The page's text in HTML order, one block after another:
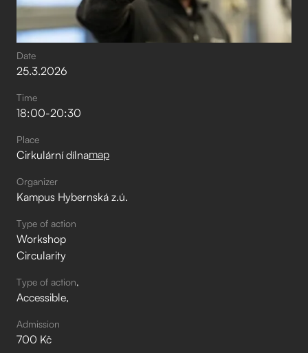
Date
25.3.2026
Time
18:00-20:30
Place
Cirkulární dílnamap
Organizer
Kampus Hybernská z.ú.
Type of action
Workshop
Circularity
Type of action
Accessible
Admission
700 Kč